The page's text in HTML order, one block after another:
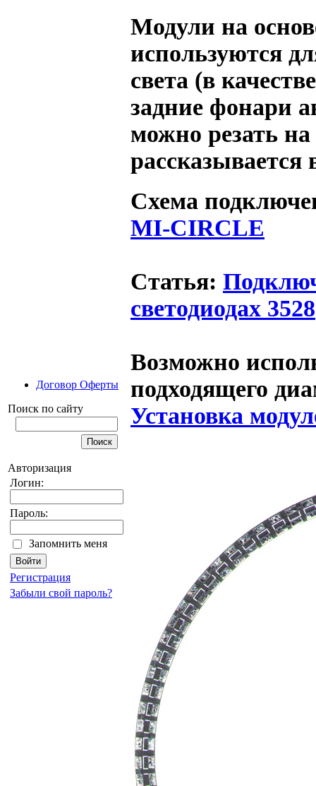
Договор Оферты
Поиск по сайту
Авторизация
Логин:
Пароль:
Запомнить меня
Регистрация
Забыли свой пароль?
Модули на
используются
света (в
задние фонари
можно резать на
рассказывается
Схема
MI-CIRCLE
Статья:
светодиодах 3528
Возможно
подходящего
Установка